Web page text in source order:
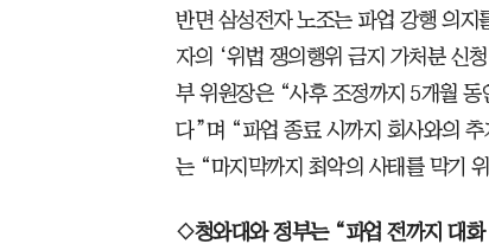
반면 삼성전자 노조는 파업 강행 의
자의 ‘위법 쟁의행위 금지 가처분 신
부 위원장은 “사후 조정까지 5개월
다”며 “파업 종료 시까지 회사와의
는 “마지막까지 최악의 사태를 막기
◇청와대와 정부는 “파업 전까지 대화